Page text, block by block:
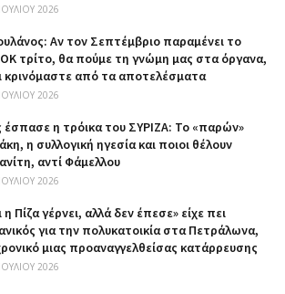
2026
Αν τον Σεπτέμβριο παραμένει το
τρίτο, θα πούμε τη γνώμη μας στα όργανα,
κρινόμαστε από τα αποτελέσματα
2026
η τρόικα του ΣΥΡΙΖΑ: Το «παρών»
η συλλογική ηγεσία και ποιοι θέλουν
αντί Φάμελλου
2026
η Πίζα γέρνει, αλλά δεν έπεσε» είχε πει
για την πολυκατοικία στα Πετράλωνα,
μιας προαναγγελθείσας κατάρρευσης
2026